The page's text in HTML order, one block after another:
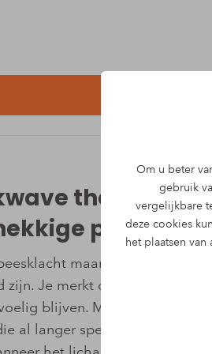
Om u beter
gebruik
vergelijkbare
deze cookies
het plaatsen
therapie
maar terugkomen,
zijn. Je merkt dat simpele
blijven. Met shockwave
al langer spelen en niet